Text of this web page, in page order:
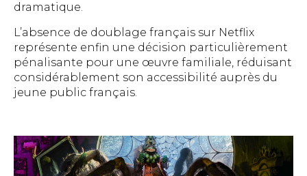
dramatique.
L’absence de doublage français sur Netflix
représente enfin une décision particulièrement
pénalisante pour une œuvre familiale, réduisant
considérablement son accessibilité auprès du
jeune public français.